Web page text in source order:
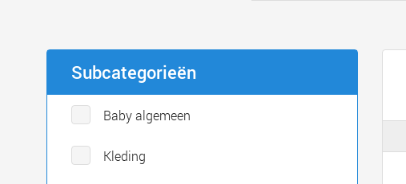
Subcategorieën
Baby algemeen
Kleding